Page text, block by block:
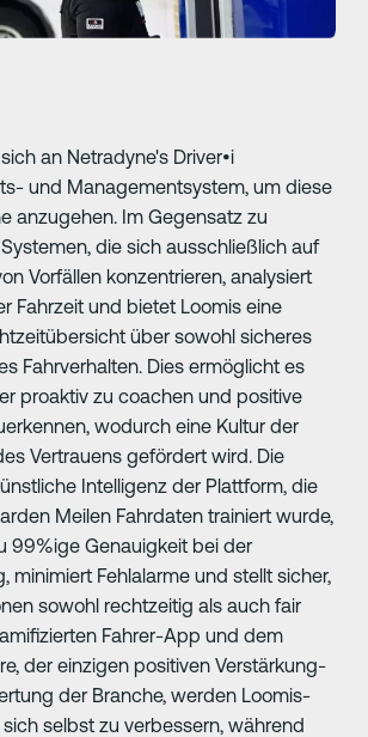
an Netradyne's Driver•i
und Managementsystem, um diese
anzugehen. Im Gegensatz zu
die sich ausschließlich auf
Vorfällen konzentrieren, analysiert
Fahrzeit und bietet Loomis eine
über sowohl sicheres
Fahrverhalten. Dies ermöglicht es
proaktiv zu coachen und positive
wodurch eine Kultur der
Vertrauens gefördert wird. Die
Intelligenz der Plattform, die
Meilen Fahrdaten trainiert wurde,
99%ige Genauigkeit bei der
minimiert Fehlalarme und stellt sicher,
sowohl rechtzeitig als auch fair
Fahrer-App und dem
der einzigen positiven Verstärkung-
der Branche, werden Loomis-
selbst zu verbessern, während